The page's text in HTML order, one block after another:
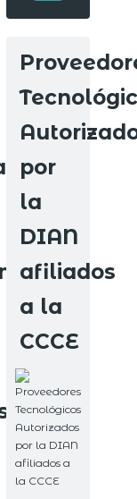
por
la
DIAN
afiliados
a la
CCCE